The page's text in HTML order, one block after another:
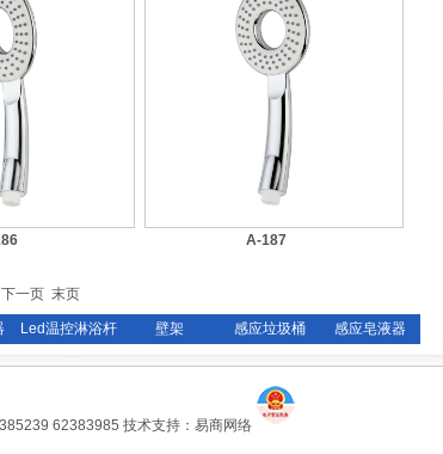
A-187
下一页 末页
Led温控淋浴杆 壁架 感应垃圾桶 感应皂液器
62383985 技术支持： 易商网络